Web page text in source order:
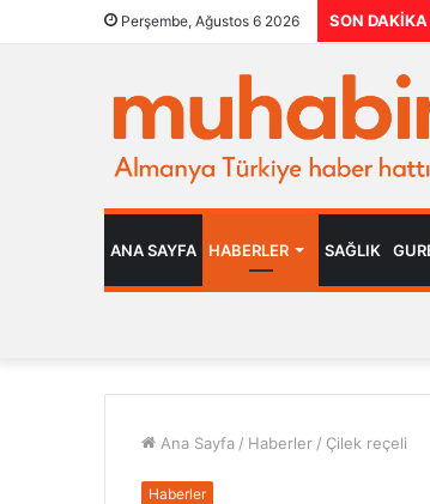
Perşembe, Ağustos 6 2026 SON
ANA SAYFA HABERLER SAĞLIK
Ana Sayfa / Haberler / Çilek reçeli
Haberler